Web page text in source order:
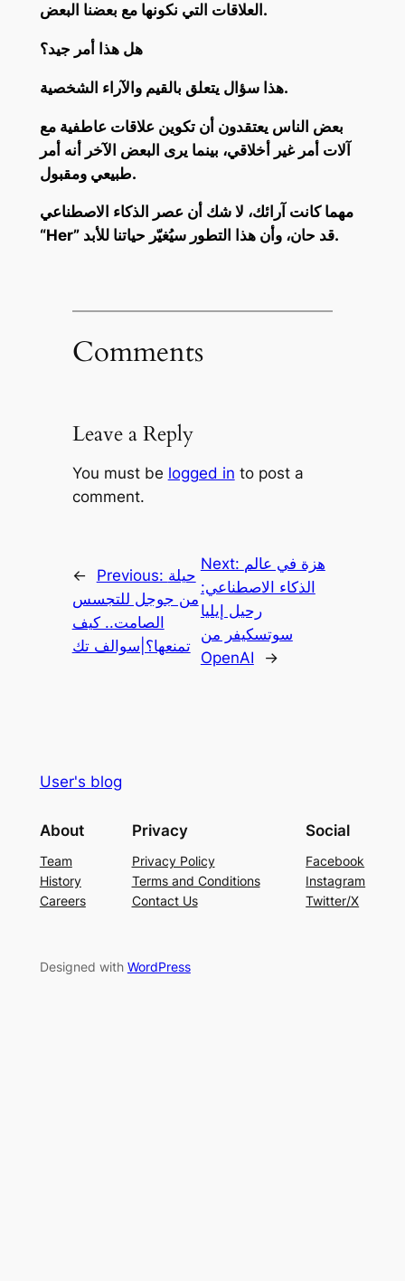
العلاقات التي نكونها مع بعضنا البعض.
هل هذا أمر جيد؟
هذا سؤال يتعلق بالقيم والآراء الشخصية.
بعض الناس يعتقدون أن تكوين علاقات عاطفية مع
آلات أمر غير أخلاقي، بينما يرى البعض الآخر أنه أمر
طبيعي ومقبول.
مهما كانت آرائك، لا شك أن عصر الذكاء الاصطناعي
“Her” قد حان، وأن هذا التطور سيُغيّر حياتنا للأبد.
Comments
Leave a Reply
You must be logged in to post a
comment.
← Previous: حيلة
من جوجل للتجسس
الصامت.. كيف
تمنعها؟|سوالف تك
Next: هزة في عالم
الذكاء الاصطناعي:
رحيل إيليا
سوتسكيفر من
OpenAI
→
User's blog
About
Team
History
Careers
Privacy
Privacy Policy
Terms and Conditions
Contact Us
Social
Facebook
Instagram
Twitter/X
Designed with WordPress